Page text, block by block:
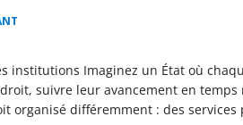
institutions Imaginez un État où
suivre leur avancement en
organisé différemment : des